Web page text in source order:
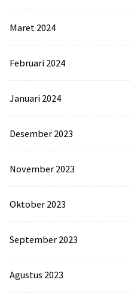
Maret 2024
Februari 2024
Januari 2024
Desember 2023
November 2023
Oktober 2023
September 2023
Agustus 2023